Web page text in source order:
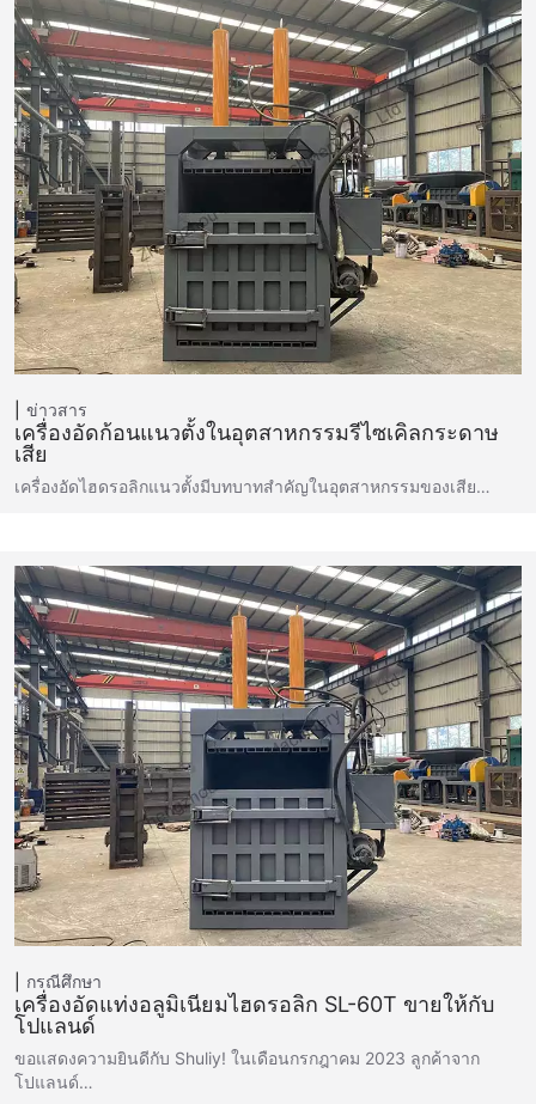
ข่าวสาร
เครื่องอัดก้อนแนวตั้งในอุตสาหกรรมรีไซเคิลกระดาษ
เสีย
เครื่องอัดไฮดรอลิกแนวตั้งมีบทบาทสำคัญในอุตสาหกรรมของเสีย…
กรณีศึกษา
เครื่องอัดแท่งอลูมิเนียมไฮดรอลิก SL-60T ขายให้กับ
โปแลนด์
ขอแสดงความยินดีกับ Shuliy! ในเดือนกรกฎาคม 2023 ลูกค้าจาก
โปแลนด์…